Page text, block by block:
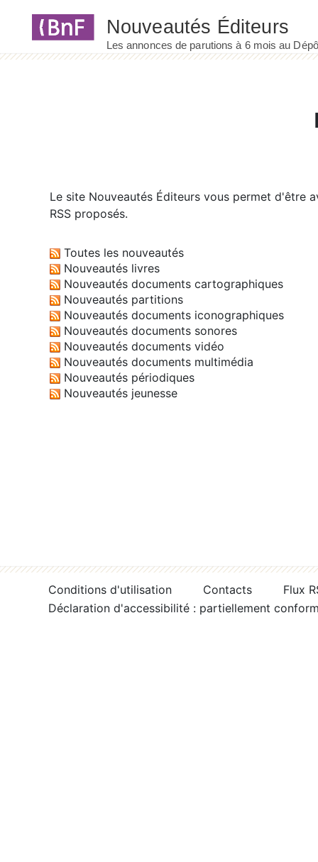
Le site Nouveautés Éditeurs vous permet d'être
RSS proposés.
Toutes les nouveautés
Nouveautés livres
Nouveautés documents cartographiques
Nouveautés partitions
Nouveautés documents iconographiques
Nouveautés documents sonores
Nouveautés documents vidéo
Nouveautés documents multimédia
Nouveautés périodiques
Nouveautés jeunesse
Conditions d'utilisation Contacts
Flux
Déclaration d'accessibilité : partiellement